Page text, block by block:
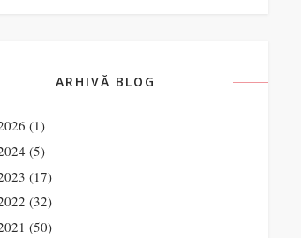
ARHIVĂ BLOG
(1)
(5)
(17)
(32)
(50)